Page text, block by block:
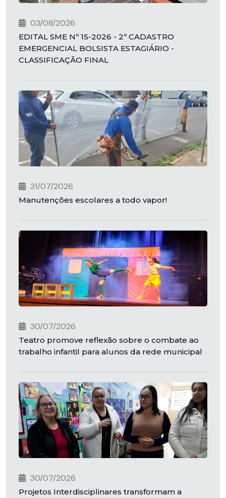
03/08/2026
EDITAL SME Nº 15-2026 - 2º CADASTRO
EMERGENCIAL BOLSISTA ESTAGIÁRIO -
CLASSIFICAÇÃO FINAL
31/07/2026
Manutenções escolares a todo vapor!
30/07/2026
Teatro promove reflexão sobre o combate ao
trabalho infantil para alunos da rede municipal
30/07/2026
Projetos Interdisciplinares transformam a